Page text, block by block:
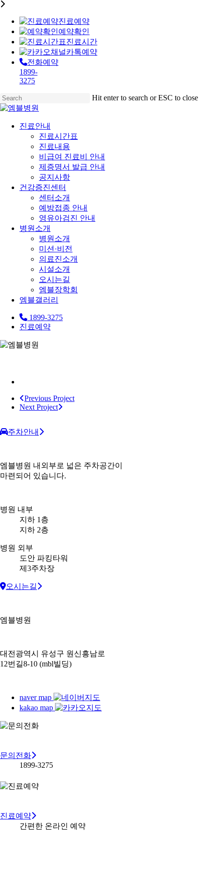
진료예약
예약확인
진료시간
카톡예약
전화예약
1899-
3275
Skip
to
main
content
Hit enter to search or ESC to close
Close
Menu
진료안내
진료시간표
진료내용
비급여 진료비 안내
제증명서 발급 안내
공지사항
건강증진센터
센터소개
예방접종 안내
영유아검진 안내
병원소개
병원소개
미션·비전
의료진소개
시설소개
오시는길
엠블장학회
엠블갤러리
1899-3275
진료예약
Previous Project
Next Project
주차안내
엠블병원 내외부로 넓은 주차공간이
마련되어 있습니다.
병원 내부
지하 1층
지하 2층
병원 외부
도안 파킹타워
제3주차장
오시는길
엠블병원
대전광역시 유성구 원신흥남로
12번길8-10 (mbl빌딩)
naver map
kakao map
문의전화
1899-3275
진료예약
간편한 온라인 예약